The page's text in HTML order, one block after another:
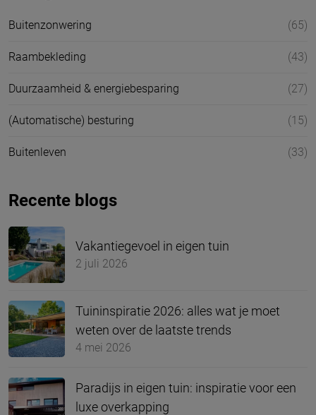
Buitenzonwering (65)
Raambekleding (43)
Duurzaamheid & energiebesparing (27)
(Automatische) besturing (15)
Buitenleven (33)
Recente blogs
Vakantiegevoel in eigen tuin
2 juli 2026
Tuininspiratie 2026: alles wat je moet
weten over de laatste trends
4 mei 2026
Paradijs in eigen tuin: inspiratie voor een
luxe overkapping